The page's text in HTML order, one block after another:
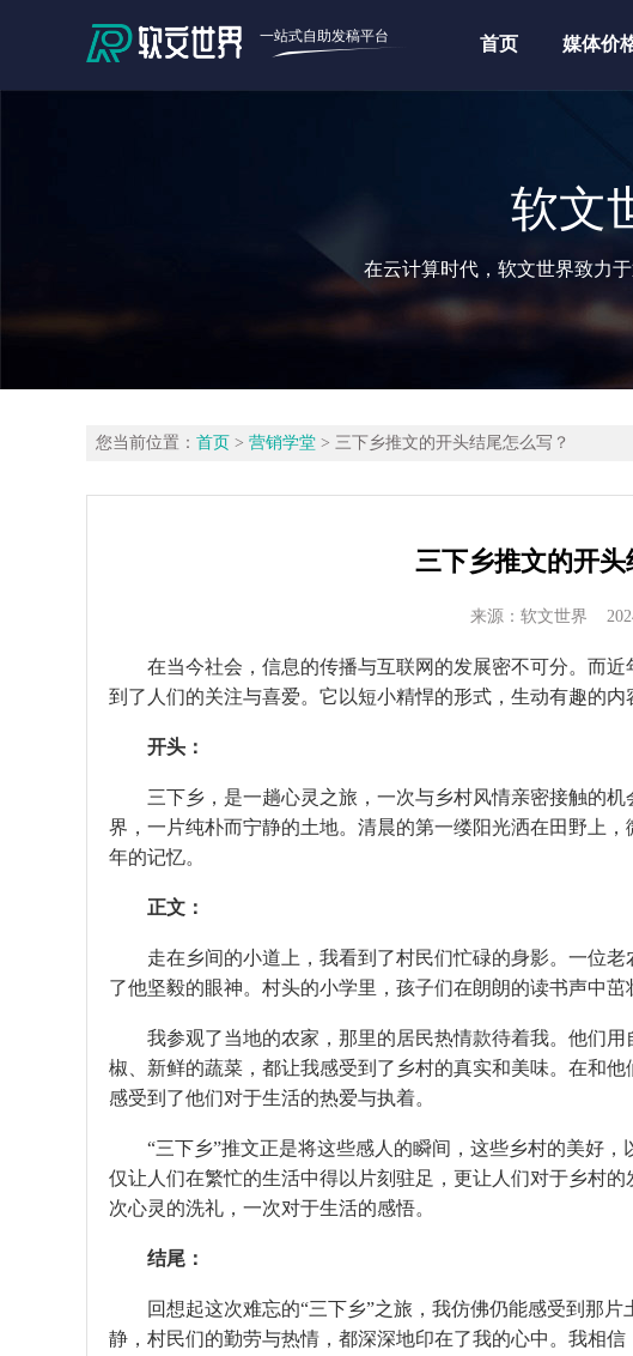
一站式自助发稿平台 首页 媒体价
软文
在云计算时代，软文世界致力
您当前位置： 首页 > 营销学堂 > 三下乡推文的开头结尾怎么写？
三下乡推文的开头
来源：软文世界
在当今社会，信息的传播与互联网的发展密不可分。而
到了人们的关注与喜爱。它以短小精悍的形式，生动有趣的
开头：
三下乡，是一趟心灵之旅，一次与乡村风情亲密接触的
界，一片纯朴而宁静的土地。清晨的第一缕阳光洒在田野上
年的记忆。
正文：
走在乡间的小道上，我看到了村民们忙碌的身影。一位
了他坚毅的眼神。村头的小学里，孩子们在朗朗的读书声中
我参观了当地的农家，那里的居民热情款待着我。他们
椒、新鲜的蔬菜，都让我感受到了乡村的真实和美味。在和
感受到了他们对于生活的热爱与执着。
“三下乡”推文正是将这些感人的瞬间，这些乡村的美好
仅让人们在繁忙的生活中得以片刻驻足，更让人们对于乡村
次心灵的洗礼，一次对于生活的感悟。
结尾：
回想起这次难忘的“三下乡”之旅，我仿佛仍能感受到那
静，村民们的勤劳与热情，都深深地印在了我的心中。我相